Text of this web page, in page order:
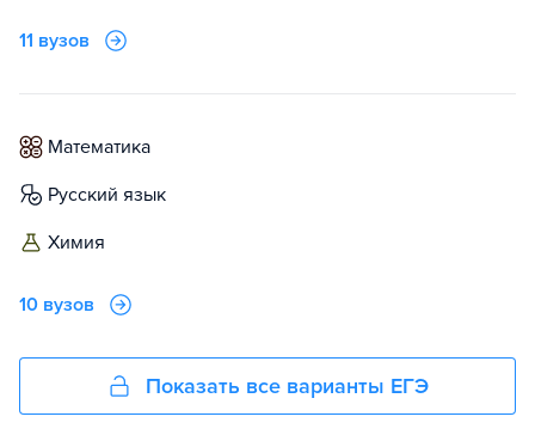
11 вузов
математика
русский язык
химия
10 вузов
Показать все варианты ЕГЭ